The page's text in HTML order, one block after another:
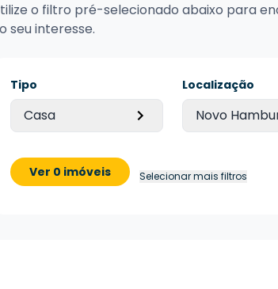
o filtro pré-selecionado abaixo para
seu interesse.
Tipo
Casa
Localização
Novo
Ver 0 imóveis Selecionar mais filtros